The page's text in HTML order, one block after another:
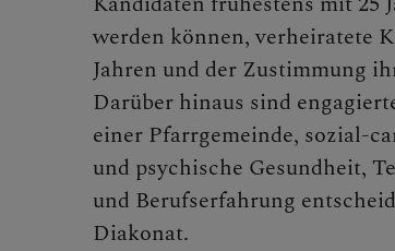
werden können, verheiratete
Jahren und der Zustimmung
Darüber hinaus sind
einer Pfarrgemeinde, sozial-
und psychische Gesundheit,
und Berufserfahrung
Diakonat.